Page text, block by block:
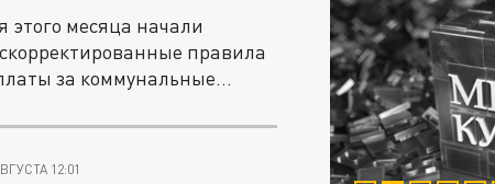
этого месяца начали
правила
за коммунальные...
12:01